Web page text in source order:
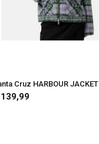
Cruz HARBOUR JACKET